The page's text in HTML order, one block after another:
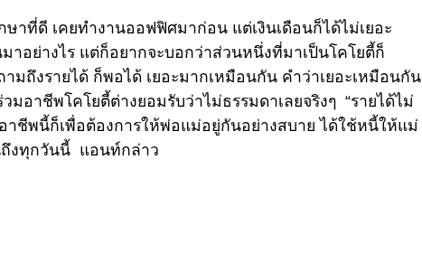
ษาที่ดี เคยทำงานออฟฟิศมาก่อน แต่เงินเดือนก็ได้ไม่เยอะ
มาอย่างไร แต่ก็อยากจะบอกว่าส่วนหนึ่งที่มาเป็นโคโยตี้ก็
มถึงรายได้ ก็พอได้ เยอะมากเหมือนกัน คำว่าเยอะเหมือนกัน
มอาชีพโคโยตี้ต่างยอมรับว่าไม่ธรรมดาเลยจริงๆ “รายได้ไม่
าชีพนี้ก็เพื่อต้องการให้พ่อแม่อยู่กันอย่างสบาย ได้ใช้หนี้ให้แม่
งทุกวันนี้ แอนท์กล่าว